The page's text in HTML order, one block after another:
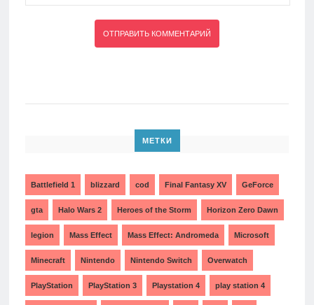
МЕТКИ
Battlefield 1 blizzard cod Final Fantasy XV GeForce
gta Halo Wars 2 Heroes of the Storm Horizon Zero Dawn
legion Mass Effect Mass Effect: Andromeda Microsoft
Minecraft Nintendo Nintendo Switch Overwatch
PlayStation PlayStation 3 Playstation 4 play station 4